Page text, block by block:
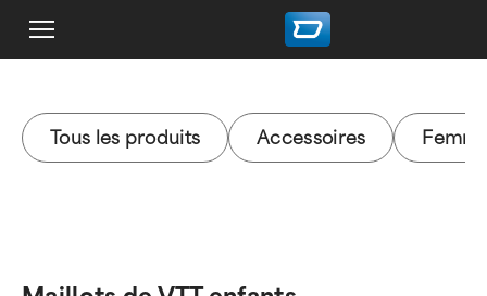
Tous les produits Accessoires